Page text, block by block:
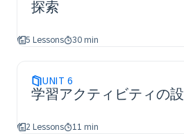
探索
5 Lessons 30 min
UNIT 6
学習アクティビティの
2 Lessons 11 min